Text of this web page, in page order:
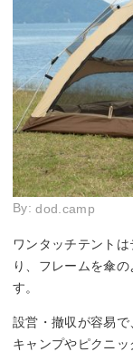
By:dod.camp
ワンタッチテント
り、フレームを傘
す。
設営・撤収が容易
キャンプやピクニッ